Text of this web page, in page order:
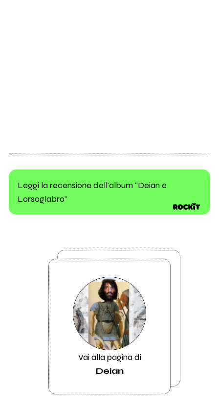
Leggi la recensione dell'album "Deian e
Lorsoglabro"
Vai alla pagina di
Deian